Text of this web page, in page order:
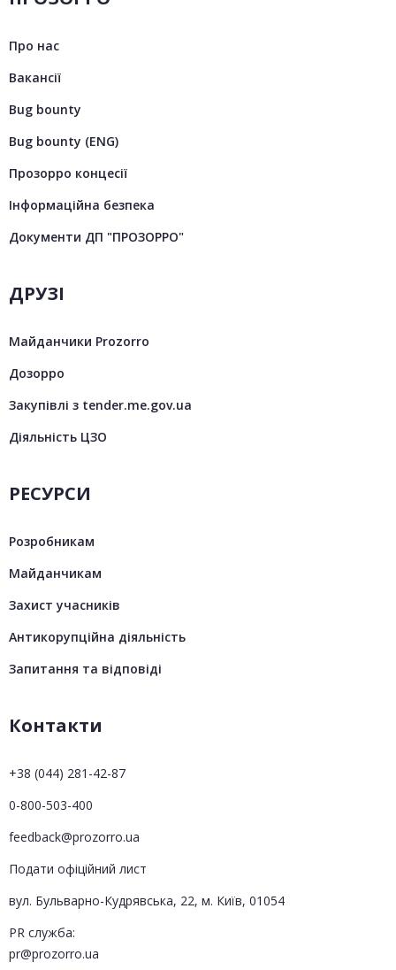
Про нас
Вакансії
Bug bounty
Bug bounty (ENG)
Прозорро концесії
Інформаційна безпека
Документи ДП "ПРОЗОРРО"
ДРУЗІ
Майданчики Prozorro
Дозорро
Закупівлі з tender.me.gov.ua
Діяльність ЦЗО
РЕСУРСИ
Розробникам
Майданчикам
Захист учасників
Антикорупційна діяльність
Запитання та відповіді
Контакти
+38 (044) 281-42-87
0-800-503-400
feedback@prozorro.ua
Подати офіційний лист
вул. Бульварно-Кудрявська, 22, м. Київ, 01054
PR служба:
pr@prozorro.ua